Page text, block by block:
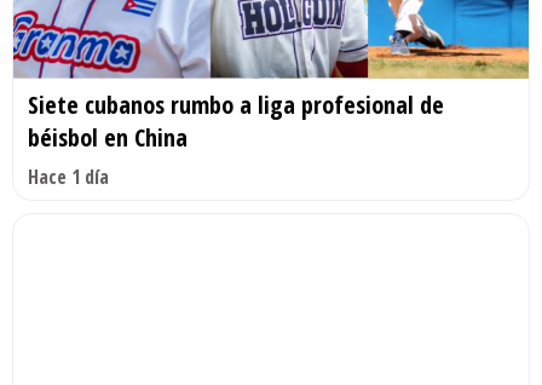
Siete cubanos rumbo a liga profesional de
béisbol en China
Hace 1 día